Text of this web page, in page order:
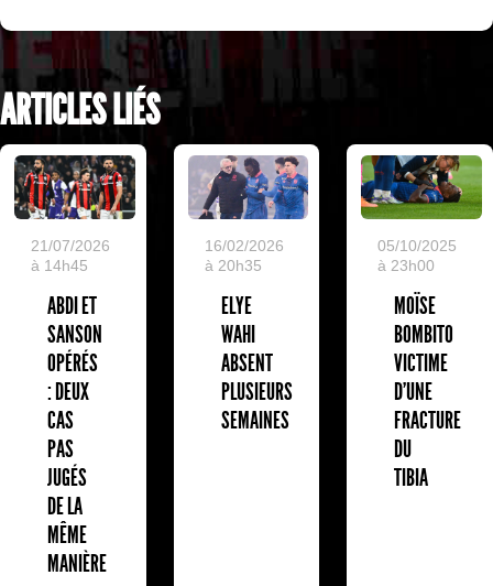
ARTICLES LIÉS
21/07/2026
à 14h45
ABDI ET
SANSON
OPÉRÉS
: DEUX
CAS
PAS
JUGÉS
DE LA
MÊME
MANIÈRE
16/02/2026
à 20h35
ELYE
WAHI
ABSENT
PLUSIEURS
SEMAINES
05/10/2025
à 23h00
MOÏSE
BOMBITO
VICTIME
D'UNE
FRACTURE
DU
TIBIA